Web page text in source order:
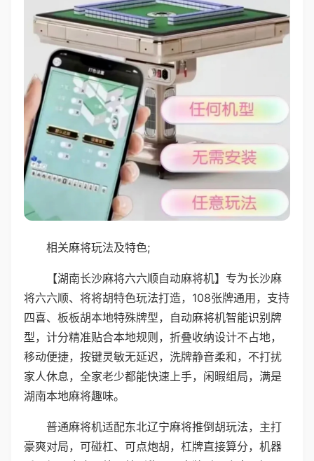
相关麻将玩法及特色;
【湖南长沙麻将六六顺自动麻将机】专为长沙麻
将六六顺、将将胡特色玩法打造，108张牌通用，支持
四喜、板板胡本地特殊牌型，自动麻将机智能识别牌
型，计分精准贴合本地规则，折叠收纳设计不占地，
移动便捷，按键灵敏无延迟，洗牌静音柔和，不打扰
家人休息，全家老少都能快速上手，闲暇组局，满是
湖南本地麻将趣味。
普通麻将机适配东北辽宁麻将推倒胡玩法，主打
豪爽对局，可碰杠、可点炮胡，杠牌直接算分，机器